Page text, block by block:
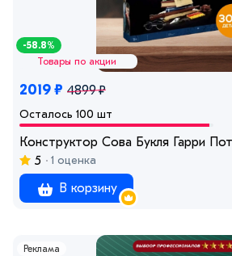
-58.8%
Товары по акции
2019 ₽ 4899 ₽
Осталось 100 шт
Конструктор Сова Букля Гарри
5
1 оценка
В корзину
Реклама